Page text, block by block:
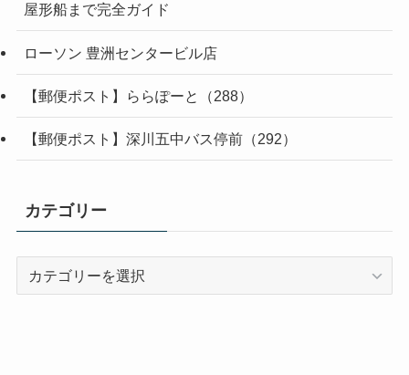
屋形船まで完全ガイド
ローソン 豊洲センタービル店
【郵便ポスト】ららぽーと（288）
【郵便ポスト】深川五中バス停前（292）
カテゴリー